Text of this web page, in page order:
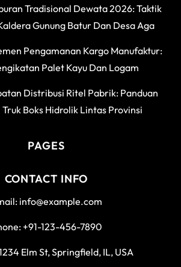
Tradisional Dewata 2026: Taktik
Gunung Batur Dan Desa Aga
Pengamanan Kargo Manufaktur:
Palet Kayu Dan Logam
Distribusi Ritel Pabrik: Panduan
Boks Hidrolik Lintas Provinsi
PAGES
CONTACT INFO
info@example.com
+91-123-456-7890
Elm St, Springfield, IL, USA